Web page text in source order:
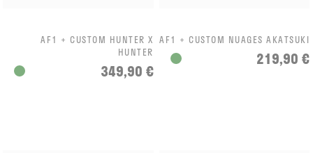
AF1 + CUSTOM HUNTER X
HUNTER
349,90 €
AF1 + CUSTOM NUAGES AKATSUKI
219,90 €